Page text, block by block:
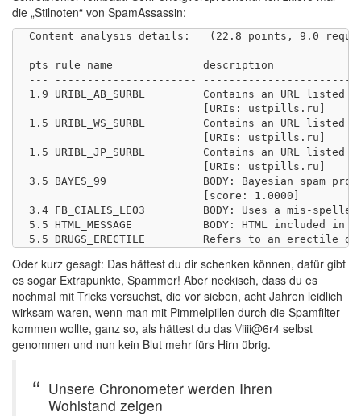
die „Stilnoten“ von SpamAssassin:
Content analysis details:   (22.8 points, 9.0
pts rule name              description
--- ----------------------
1.9 URIBL_AB_SURBL         Contains an URL listed
                           [URIs: ustpills.ru]
1.5 URIBL_WS_SURBL         Contains an URL listed
                           [URIs: ustpills.ru]
1.5 URIBL_JP_SURBL         Contains an URL listed
                           [URIs: ustpills.ru]
3.5 BAYES_99               BODY: Bayesian spam
                           [score: 1.0000]
3.4 FB_CIALIS_LEO3         BODY: Uses a mis-
5.5 HTML_MESSAGE           BODY: HTML included in
Oder kurz gesagt: Das hättest du dir schenken können, dafür gibt
es sogar Extrapunkte, Spammer! Aber neckisch, dass du es
nochmal mit Tricks versuchst, die vor sieben, acht Jahren leidlich
wirksam waren, wenn man mit Pimmelpillen durch die Spamfilter
kommen wollte, ganz so, als hättest du das \/iiii@6r4 selbst
genommen und nun kein Blut mehr fürs Hirn übrig.
Unsere Chronometer werden Ihren
Wohlstand zeigen